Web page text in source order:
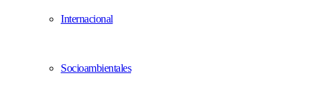
Internacional
Socioambientales